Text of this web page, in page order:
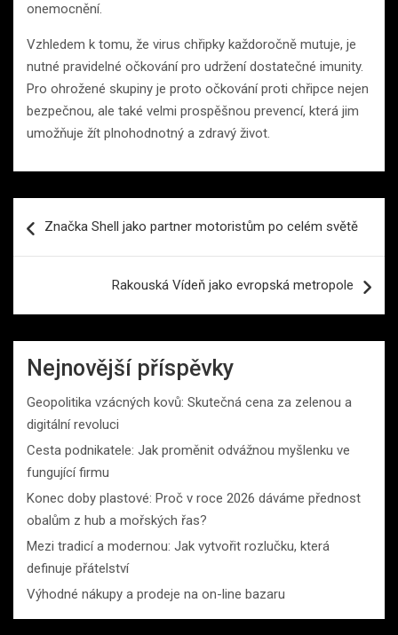
onemocnění.
Vzhledem k tomu, že virus chřipky každoročně mutuje, je
nutné pravidelné očkování pro udržení dostatečné imunity.
Pro ohrožené skupiny je proto očkování proti chřipce nejen
bezpečnou, ale také velmi prospěšnou prevencí, která jim
umožňuje žít plnohodnotný a zdravý život.
proZnačka Shell jako partner motoristům po celém světě
Rakouská Vídeň jako evropská metropole
Nejnovější příspěvky
Geopolitika vzácných kovů: Skutečná cena za zelenou a
digitální revoluci
Cesta podnikatele: Jak proměnit odvážnou myšlenku ve
fungující firmu
Konec doby plastové: Proč v roce 2026 dáváme přednost
obalům z hub a mořských řas?
Mezi tradicí a modernou: Jak vytvořit rozlučku, která
definuje přátelství
Výhodné nákupy a prodeje na on-line bazaru